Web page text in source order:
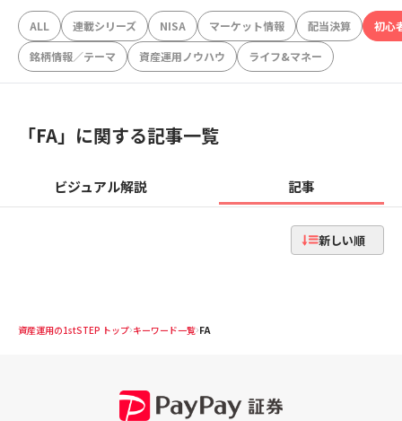
ALL 連載シリーズ NISA マーケット情報 配当決算
初心
銘柄情報／テーマ
資産運用ノウハウ ライフ&マネー
「FA」に関する記事一覧
ビジュアル解説 記事
新しい順
資産運用の1stSTEP トップ キーワード一覧 FA